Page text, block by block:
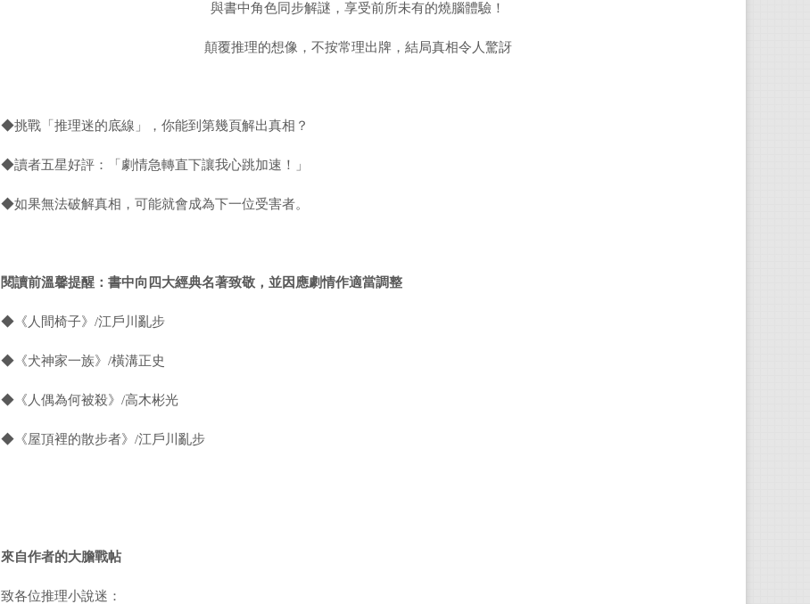
與書中角色同步解謎，享受前所未有的燒腦體驗！
顛覆推理的想像，不按常理出牌，結局真相令人驚訝
◆挑戰「推理迷的底線」，你能到第幾頁解出真相？
◆讀者五星好評：「劇情急轉直下讓我心跳加速！」
◆如果無法破解真相，可能就會成為下一位受害者。
閱讀前溫馨提醒：書中向四大經典名著致敬，並因應劇情作適當調整
◆《人間椅子》/江戶川亂步
◆《犬神家一族》/橫溝正史
◆《人偶為何被殺》/高木彬光
◆《屋頂裡的散步者》/江戶川亂步
來自作者的大膽戰帖
致各位推理小說迷：